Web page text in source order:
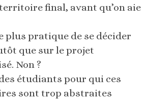
final, avant qu’on aie
plus pratique de se décider
que sur le projet
Non ?
étudiants pour qui ces
sont trop abstraites